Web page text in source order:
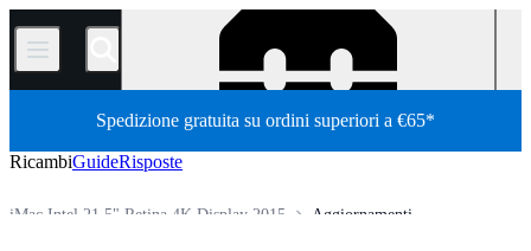
/
Spedizione gratuita su ordini superiori a €65*
RicambiGuideRisposte
Aggiornamenti
iMac Intel 21.5" Retina 4K Display 2015